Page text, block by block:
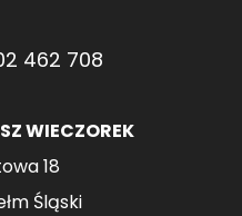
462 708
WIECZOREK
18
Śląski